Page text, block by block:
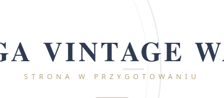
VINTAGE
STRONA W PRZYGOTOWANIU